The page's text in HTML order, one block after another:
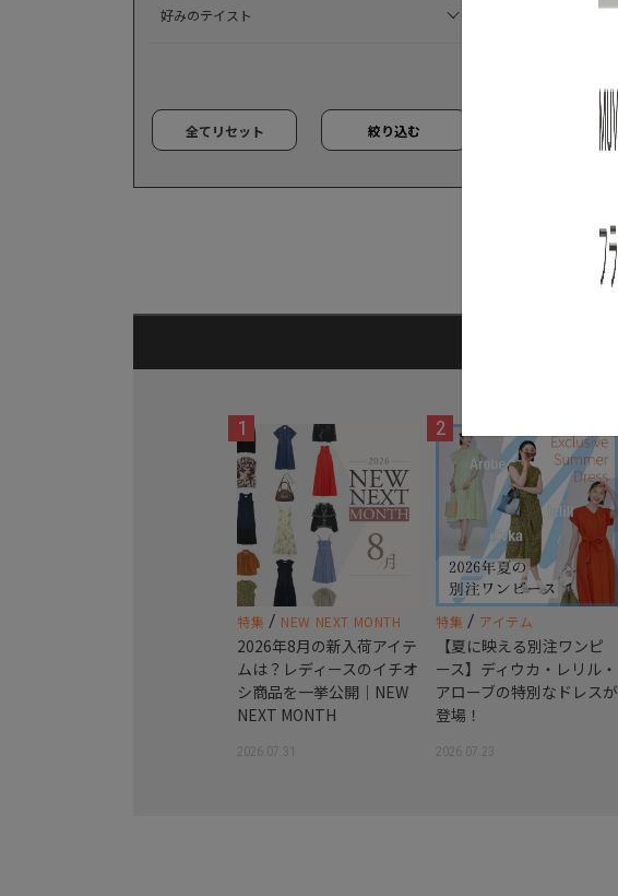
好みのテイスト
全てリセット 絞り込む
1
特集 / NEW NEXT MONTH
2026年8月の新入荷アイテ
ムは？レディースのイチオ
シ商品を一挙公開｜NEW
NEXT MONTH
2026.07.31
2
特集 / アイテム
【夏に映える別注ワンピ
ース】ディウカ・レリル・
アローブの特別なドレスが
登場！
2026.07.23